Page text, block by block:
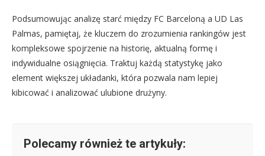
Podsumowując analizę starć między FC Barceloną a UD Las
Palmas, pamiętaj, że kluczem do zrozumienia rankingów jest
kompleksowe spojrzenie na historię, aktualną formę i
indywidualne osiągnięcia. Traktuj każdą statystykę jako
element większej układanki, która pozwala nam lepiej
kibicować i analizować ulubione drużyny.
Polecamy również te artykuły: